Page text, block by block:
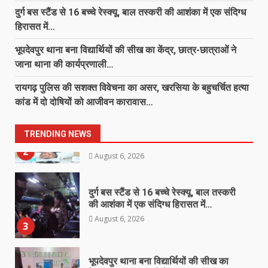
दुर्ग बस स्टैंड से 16 बच्चे रेस्क्यू, बाल तस्करी की आशंका में एक संदिग्ध
हिरासत में…
भूपदेवपुर थाना बना विद्यार्थियों की सीख का केंद्र, छात्र-छात्राओं ने
जाना थाना की कार्यप्रणाली…
रायगढ़ पुलिस की सशक्त विवेचना का असर, खरसिया के बहुचर्चित हत्या
कांड में दो दोषियों को आजीवन कारावास…
TRENDING NEWS
1
August 6, 2026
2
शासन की जनकल्याणकारी योजनाओं का करें
समयबद्ध क्रियान्वयन, प्रत्येक पात्र व्यक्ति
को मिले शासन की योजनाओं का लाभ :
3
August 6, 2026
कार्यप्रणाली…